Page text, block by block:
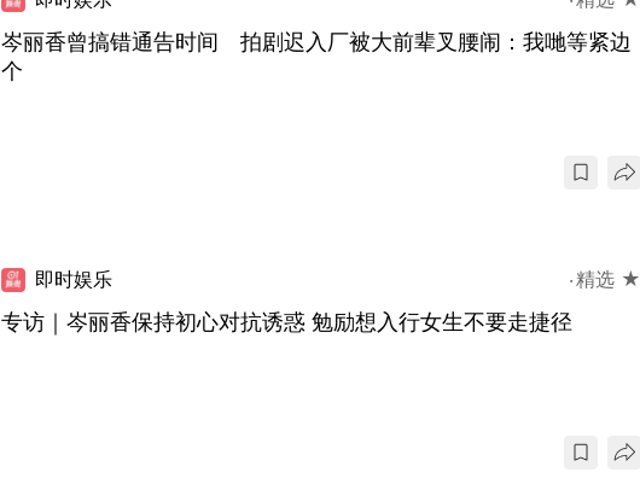
岑丽香曾搞错通告时间 拍剧迟入厂被大前辈叉腰闹：我哋等紧边
个
即时娱乐 精选 ★
专访｜岑丽香保持初心对抗诱惑 勉励想入行女生不要走捷径